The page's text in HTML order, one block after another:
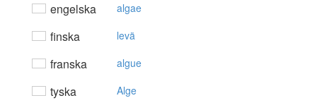
engelska algae
finska levä
franska algue
tyska Alge